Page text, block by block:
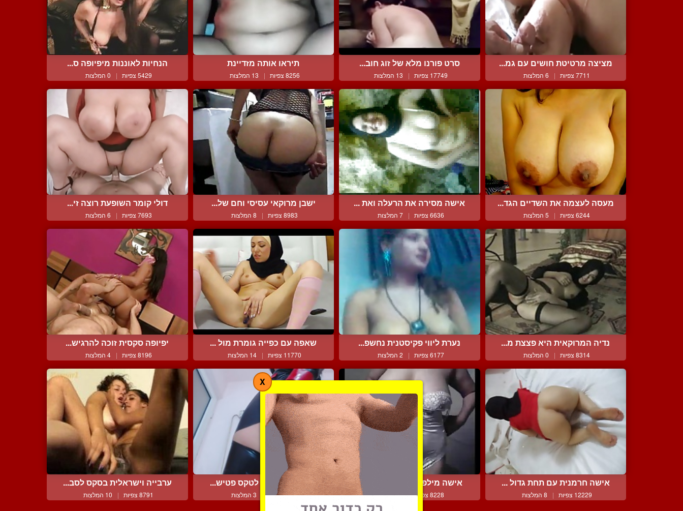
מציצה מרטיטת חושים עם גמ...
7711 צפיות | 6 המלצות
סרט פורנו מלא של זוג חוב...
17749 צפיות | 13 המלצות
תיראו אותה מזדיינת
8256 צפיות | 13 המלצות
הנחיות לאוננות מיפיופה ס...
5429 צפיות | 0 המלצות
מעסה לעצמה את השדיים הגד...
6244 צפיות | 5 המלצות
אישה מסירה את הרעלה ואת ...
6636 צפיות | 7 המלצות
ישבן מרוקאי עסיסי וחם של...
8983 צפיות | 8 המלצות
דולי קומר השופעת רוצה זי...
7693 צפיות | 6 המלצות
נדיה המרוקאית היא פצצת מ...
8314 צפיות | 0 המלצות
נערת ליווי פקיסטנית נחשפ...
6177 צפיות | 2 המלצות
שאפה עם כפייה גומרת מול ...
11770 צפיות | 14 המלצות
יפיופה סקסית זוכה להרגיש...
8196 צפיות | 4 המלצות
אישה חרמנית עם תחת גדול ...
12229 צפיות | 8 המלצות
אישה מילפית בכותונת לילה...
8228 צפיות | 8 המלצות
כוסית על בבגדי לטקס פטיש...
5622 צפיות | 3 המלצות
ערבייה וישראלית בסקס לסב...
8791 צפיות | 10 המלצות
X